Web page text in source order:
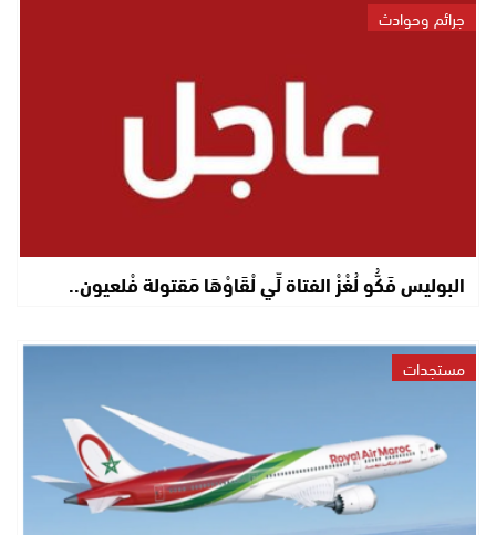
جرائم وحوادث
البوليس فَكُّو لُغْزْ الفتاة لِّي لْقَاوْهَا مَقتولة فْلعيون..
مستجدات